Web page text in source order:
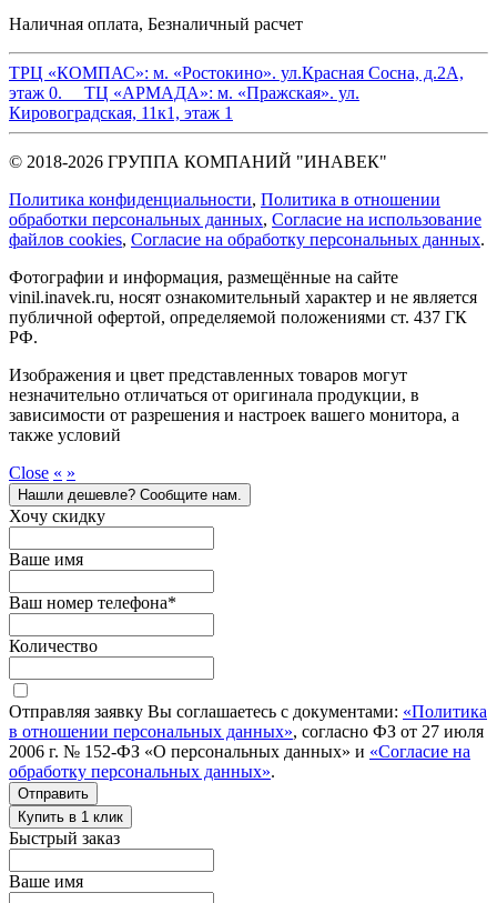
Наличная оплата, Безналичный расчет
ТРЦ «КОМПАС»: м. «Ростокино». ул.Красная Сосна, д.2А,
этаж 0. ТЦ «АРМАДА»: м. «Пражская». ул.
Кировоградская, 11к1, этаж 1
© 2018-2026 ГРУППА КОМПАНИЙ "ИНАВЕК"
Политика конфиденциальности, Политика в отношении
обработки персональных данных, Cогласие на использование
файлов cookies, Согласие на обработку персональных данных.
Фотографии и информация, размещённые на сайте
vinil.inavek.ru, носят ознакомительный характер и не является
публичной офертой, определяемой положениями ст. 437 ГК
РФ.
Изображения и цвет представленных товаров могут
незначительно отличаться от оригинала продукции, в
зависимости от разрешения и настроек вашего монитора, а
также условий
Close « »
Нашли дешевле? Сообщите нам.
Хочу скидку
Ваше имя
Ваш номер телефона*
Количество
Отправляя заявку Вы соглашаетесь с документами: «Политика
в отношении персональных данных», согласно ФЗ от 27 июля
2006 г. № 152-ФЗ «О персональных данных» и «Согласие на
обработку персональных данных».
Отправить
Купить в 1 клик
Быстрый заказ
Ваше имя